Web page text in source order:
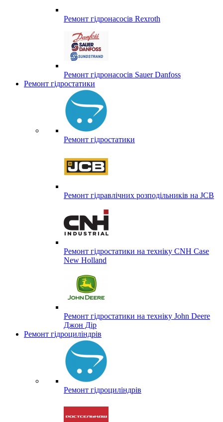
Ремонт гідронасосів Rexroth
Ремонт гідронасосів Sauer Danfoss
Ремонт гідростатики
Ремонт гідростатики
Ремонт гідравлічних розподільників на JCB
Ремонт гідростатики на техніку CNH Case
New Holland
Ремонт гідростатики на техніку John Deere
Джон Дір
Ремонт гідроциліндрів
Ремонт гідроциліндрів